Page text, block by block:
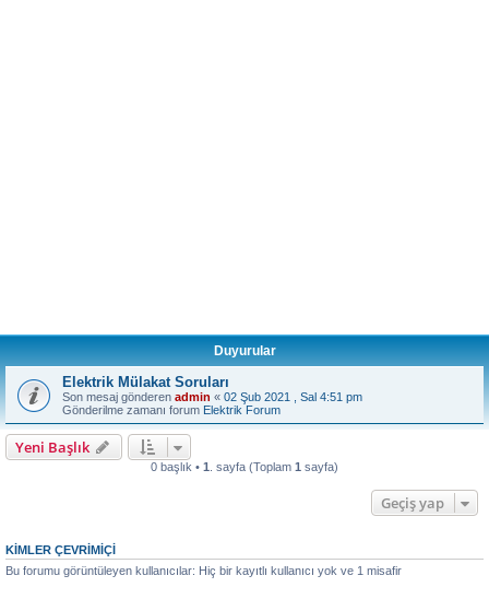
Duyurular
Elektrik Mülakat Soruları
Son mesaj gönderen admin « 02 Şub 2021 , Sal 4:51 pm
Gönderilme zamanı forum Elektrik Forum
Yeni Başlık
0 başlık • 1 . sayfa (Toplam 1 sayfa)
Geçiş yap
KIMLER ÇEVRIMIÇI
Bu forumu görüntüleyen kullanıcılar: Hiç bir kayıtlı kullanıcı yok ve 1 misafir